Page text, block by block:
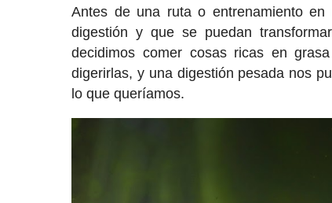
Antes de una ruta o entrenamiento
digestión y que se puedan
decidimos comer cosas ricas en
digerirlas, y una digestión pesada nos
lo que queríamos.